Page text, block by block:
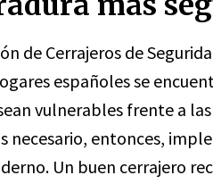
de Cerrajeros de
españoles se
vulnerables frente a
necesario, entonces,
Un buen cerrajero